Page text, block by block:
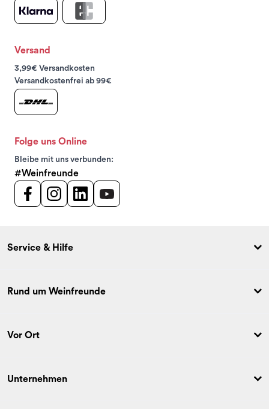
Versand
3,99€ Versandkosten
Versandkostenfrei ab 99€
Folge uns Online
Bleibe mit uns verbunden:
#Weinfreunde
Service & Hilfe
Rund um Weinfreunde
Vor Ort
Unternehmen